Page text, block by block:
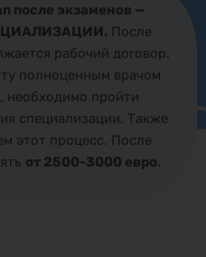
после экзаменов —
После
рабочий договор.
полноценным врачом
необходимо пройти
специализации. Также
этот процесс. После
от 2500-3000 евро